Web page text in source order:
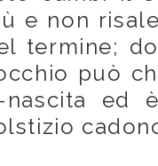
e non
termine;
può
nascita ed